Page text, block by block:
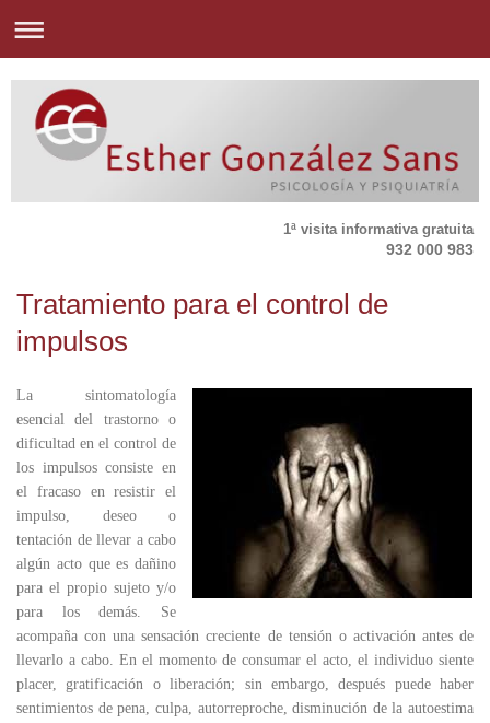
1ª visita informativa gratuita
932 000 983
Tratamiento para el control de
impulsos
La sintomatología
esencial del trastorno o
dificultad en el control de
los impulsos consiste en
el fracaso en resistir el
impulso, deseo o
tentación de llevar a cabo
algún acto que es dañino
para el propio sujeto y/o
para los demás. Se
acompaña con una sensación creciente de tensión o activación antes de
llevarlo a cabo. En el momento de consumar el acto, el individuo siente
placer, gratificación o liberación; sin embargo, después puede haber
sentimientos de pena, culpa, autorreproche, disminución de la autoestima